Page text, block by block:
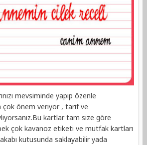
mevsiminde yapıp özenle
çok önem veriyor , tarif ve
kartlar tam size göre
çok kavanoz etiketi ve mutfak kartları
kutusunda saklayabilir yada